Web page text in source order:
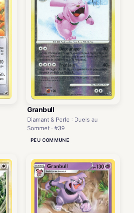
Granbull
Diamant & Perle : Duels au
Sommet · #39
PEU COMMUNE